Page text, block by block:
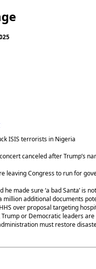
ISIS terrorists in Nigeria
canceled after Trump’s
leaving Congress to run for
made sure ‘a bad Santa’ is
million additional documents
over proposal targeting
or Democratic leaders
must restore